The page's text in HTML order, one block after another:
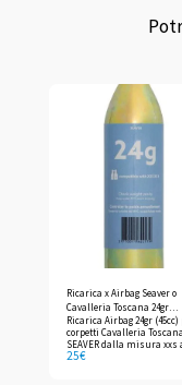
Ricarica x Airbag Seaver o
Cavalleria Toscana 24gr
(45cc)
Ricarica Airbag 24gr (45cc)
corpetti Cavalleria
SEAVER dalla misura xxs
25€